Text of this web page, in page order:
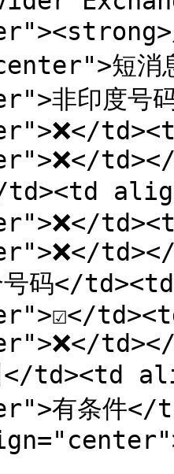
短消
非印度号
td><td
号码</
叫</td><td
有条件</